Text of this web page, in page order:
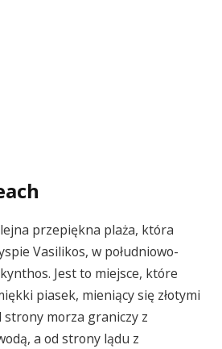
przepiękna plaża, która
Vasilikos, w południowo-
Jest to miejsce, które
piasek, mieniący się złotymi
morza graniczy z
a od strony lądu z